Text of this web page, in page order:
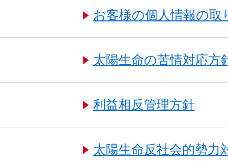
お客様の個人情報の
太陽生命の苦情対応方
利益相反管理方針
太陽生命反社会的勢力